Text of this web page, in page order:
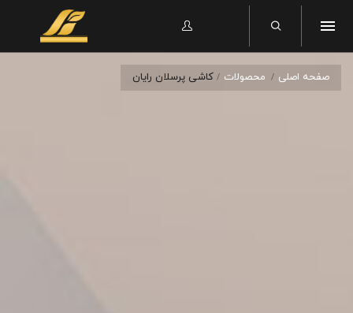
صفحه اصلی محصولات کاشی پرسلان رایان